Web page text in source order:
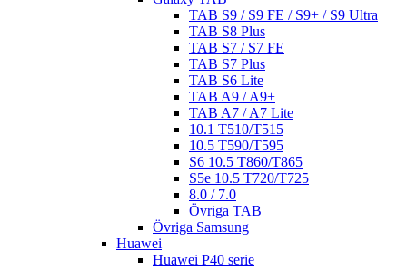
TAB S9 / S9 FE / S9+ / S9 Ultra
TAB S8 Plus
TAB S7 / S7 FE
TAB S7 Plus
TAB S6 Lite
TAB A9 / A9+
TAB A7 / A7 Lite
10.1 T510/T515
10.5 T590/T595
S6 10.5 T860/T865
S5e 10.5 T720/T725
8.0 / 7.0
Övriga TAB
Övriga Samsung
Huawei
Huawei P40 serie